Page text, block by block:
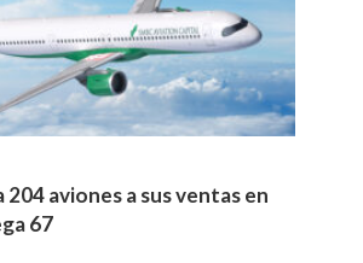
204 aviones a sus ventas en
67